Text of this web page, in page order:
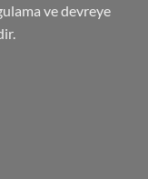
ve devreye